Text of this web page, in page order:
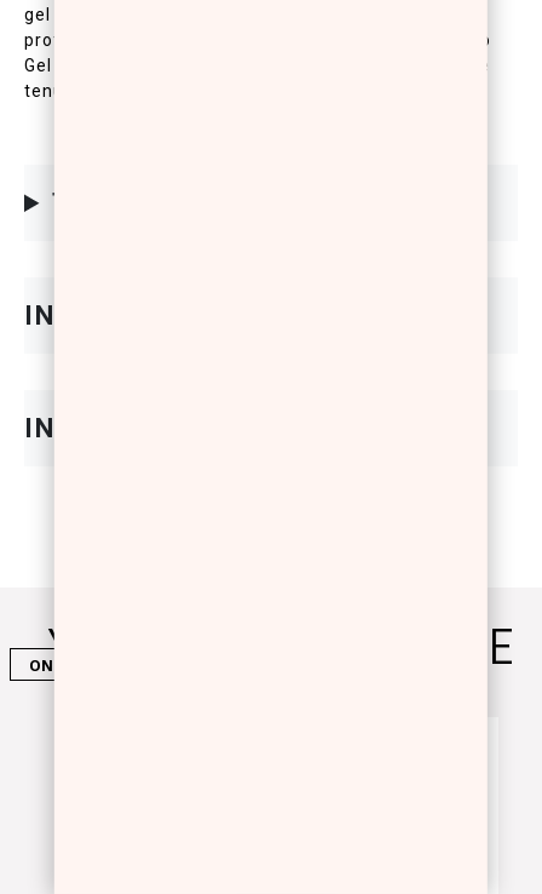
gel professionnel dun salon, assure aussi un resultat
professionnel sans lampe a neon. Utilisez le avec Pro
Gel Top Coat pour une brillance extreme et de longue
tenue.
TIPS
YOU WILL ALSO LOVE
ONGLES